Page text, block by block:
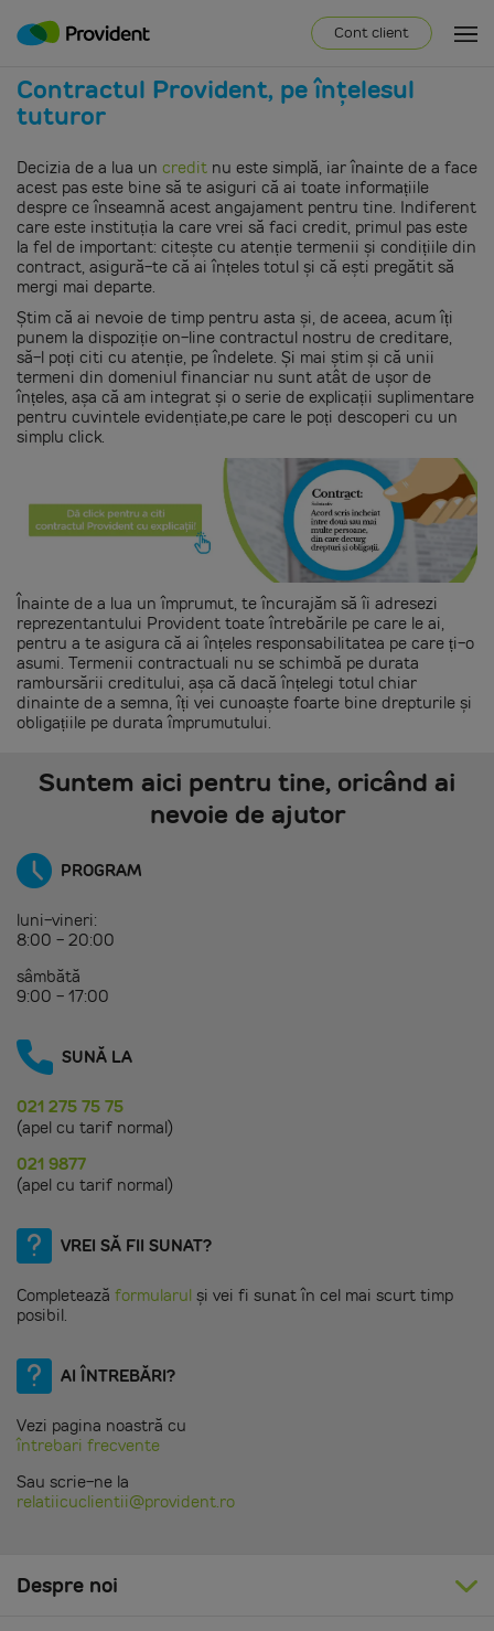
Cont client
Contractul Provident, pe înţelesul
tuturor
Decizia de a lua un credit nu este simplă, iar înainte de a face
acest pas este bine să te asiguri că ai toate informațiile
despre ce înseamnă acest angajament pentru tine. Indiferent
care este instituția la care vrei să faci credit, primul pas este
la fel de important: citește cu atenție termenii și condițiile din
contract, asigură-te că ai înțeles totul și că ești pregătit să
mergi mai departe.
Știm că ai nevoie de timp pentru asta și, de aceea, acum îți
punem la dispoziție on-line contractul nostru de creditare,
să-l poți citi cu atenție, pe îndelete. Și mai știm și că unii
termeni din domeniul financiar nu sunt atât de ușor de
înțeles, așa că am integrat și o serie de explicații suplimentare
pentru cuvintele evidențiate,pe care le poți descoperi cu un
simplu click.
Înainte de a lua un împrumut, te încurajăm să îi adresezi
reprezentantului Provident toate întrebările pe care le ai,
pentru a te asigura că ai înțeles responsabilitatea pe care ți-o
asumi. Termenii contractuali nu se schimbă pe durata
rambursării creditului, așa că dacă înțelegi totul chiar
dinainte de a semna, îți vei cunoaște foarte bine drepturile și
obligațiile pe durata împrumutului.
Suntem aici pentru tine, oricând ai
nevoie de ajutor
PROGRAM
luni-vineri:
8:00 - 20:00
sâmbătă
9:00 - 17:00
SUNĂ LA
021 275 75 75
(apel cu tarif normal)
021 9877
(apel cu tarif normal)
VREI SĂ FII SUNAT?
Completează formularul și vei fi sunat în cel mai scurt timp
posibil.
AI ÎNTREBĂRI?
Vezi pagina noastră cu
întrebari frecvente
Sau scrie-ne la
relatiicuclientii@provident.ro
Despre noi